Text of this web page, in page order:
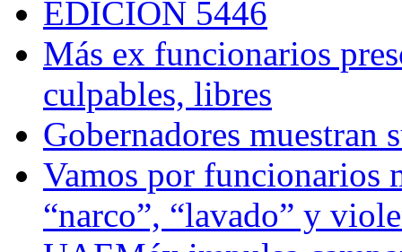
EDICIÓN 5446
Más ex funcionarios
culpables, libres
Gobernadores muestran
Vamos por funcionarios
“narco”, “lavado” y